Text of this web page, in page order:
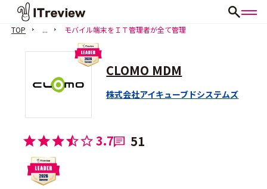
TOP ... モバイル端末をＩＴ管理者が全て管理
CLOMO MDM
株式会社アイキューブドシステムズ
3.7 51